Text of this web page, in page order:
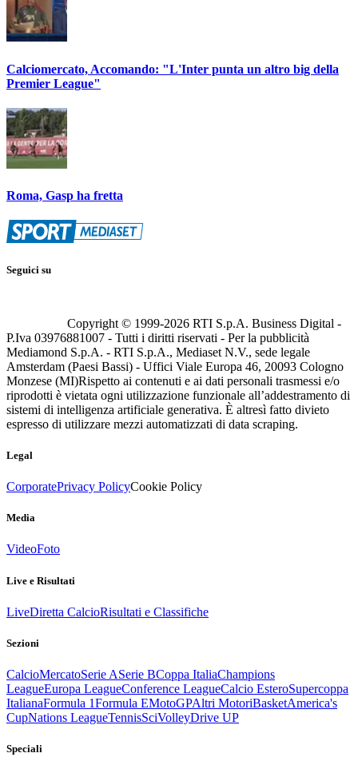
Calciomercato, Accomando: "L'Inter punta un altro big della
Premier League"
Roma, Gasp ha fretta
Seguici su
Copyright © 1999-2026 RTI S.p.A. Business Digital -
P.Iva 03976881007 - Tutti i diritti riservati - Per la pubblicità
Mediamond S.p.A. - RTI S.p.A., Mediaset N.V., sede legale
Amsterdam (Paesi Bassi) - Uffici Viale Europa 46, 20093 Cologno
Monzese (MI)Rispetto ai contenuti e ai dati personali trasmessi e/o
riprodotti è vietata ogni utilizzazione funzionale all’addestramento di
sistemi di intelligenza artificiale generativa. È altresì fatto divieto
espresso di utilizzare mezzi automatizzati di data scraping.
Legal
CorporatePrivacy PolicyCookie Policy
Media
VideoFoto
Live e Risultati
LiveDiretta CalcioRisultati e Classifiche
Sezioni
CalcioMercatoSerie ASerie BCoppa ItaliaChampions
LeagueEuropa LeagueConference LeagueCalcio EsteroSupercoppa
ItalianaFormula 1Formula EMotoGPAltri MotoriBasketAmerica's
CupNations LeagueTennisSciVolleyDrive UP
Speciali